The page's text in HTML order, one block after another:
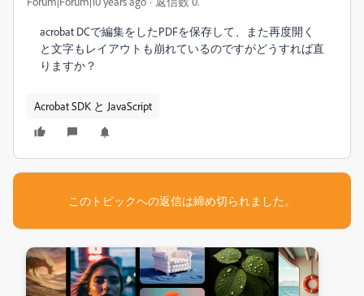
acrobat DCで編集をしたPDFを保存して、また再度開く
と文字もレイアウトも崩れているのですがどうすれば直
りますか？
Acrobat SDK と JavaScript
このトピックへの返信は締め切られました。